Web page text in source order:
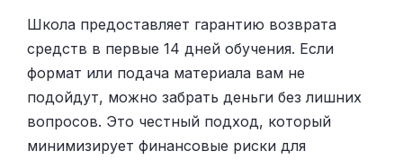
Школа предоставляет гарантию возврата
средств в первые 14 дней обучения. Если
формат или подача материала вам не
подойдут, можно забрать деньги без лишних
вопросов. Это честный подход, который
минимизирует финансовые риски для